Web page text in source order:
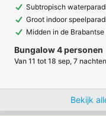
Subtropisch
Groot indoor
Midden in de Brabantse
Bungalow 4 personen
Van 11 tot 18 sep, 7
Bekijk